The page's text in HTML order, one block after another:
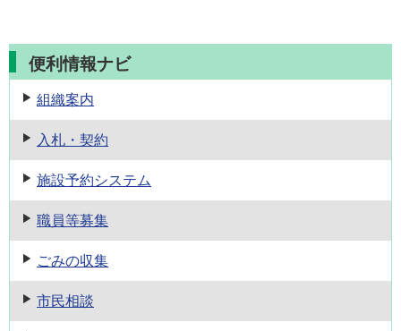
便利情報ナビ
組織案内
入札・契約
施設予約システム
職員等募集
ごみの収集
市民相談